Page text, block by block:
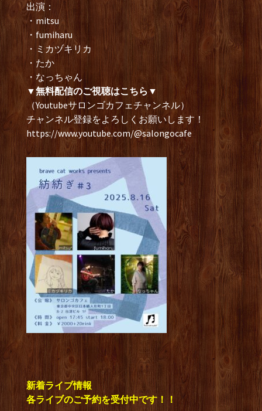
出演：
・mitsu
・fumiharu
・ミカヅキリカ
・たか
・なっちゃん
▼無料配信のご視聴はこちら▼
（Youtubeサロンゴカフェチャンネル）
チャンネル登録をよろしくお願いします！
https://www.youtube.com/@salongocafe
新着ライブ情報
各ライブのご予約を受付中です！！